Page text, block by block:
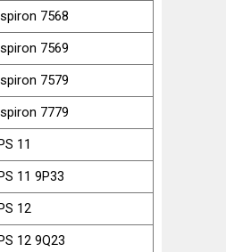
7568
7569
7579
7779
11
11 9P33
12
12 9Q23